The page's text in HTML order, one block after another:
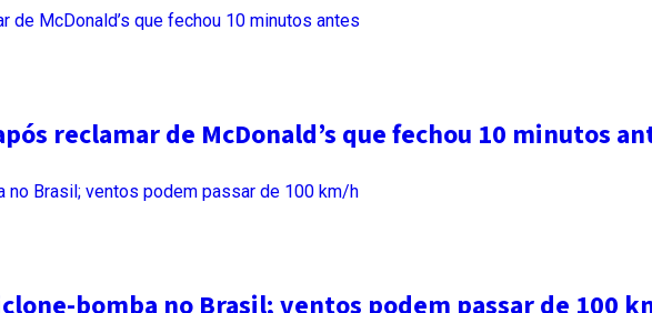
reclamar de McDonald’s que fechou 10 minutos